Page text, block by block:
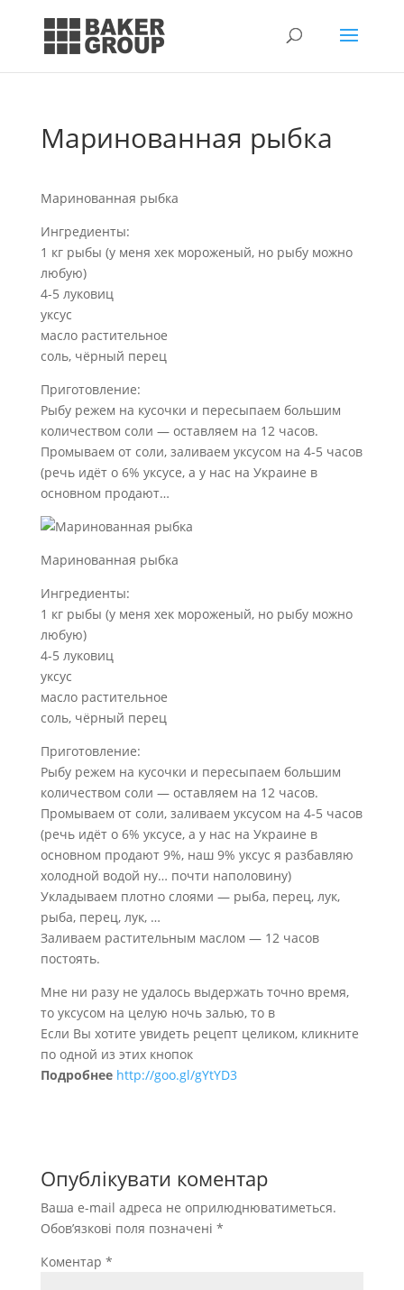
Маринованная рыбка
Маринованная рыбка
Ингредиенты:
1 кг рыбы (у меня хек мороженый, но рыбу можно
любую)
4-5 луковиц
уксус
масло растительное
соль, чёрный перец
Приготовление:
Рыбу режем на кусочки и пересыпаем большим
количеством соли — оставляем на 12 часов.
Промываем от соли, заливаем уксусом на 4-5 часов
(речь идёт о 6% уксусе, а у нас на Украине в
основном продают…
Маринованная рыбка
Ингредиенты:
1 кг рыбы (у меня хек мороженый, но рыбу можно
любую)
4-5 луковиц
уксус
масло растительное
соль, чёрный перец
Приготовление:
Рыбу режем на кусочки и пересыпаем большим
количеством соли — оставляем на 12 часов.
Промываем от соли, заливаем уксусом на 4-5 часов
(речь идёт о 6% уксусе, а у нас на Украине в
основном продают 9%, наш 9% уксус я разбавляю
холодной водой ну… почти наполовину)
Укладываем плотно слоями — рыба, перец, лук,
рыба, перец, лук, …
Заливаем растительным маслом — 12 часов
постоять.
Мне ни разу не удалось выдержать точно время,
то уксусом на целую ночь залью, то в
Если Вы хотите увидеть рецепт целиком, кликните
по одной из этих кнопок
Подробнее http://goo.gl/gYtYD3
Опублікувати коментар
Ваша e-mail адреса не оприлюднюватиметься.
Обов’язкові поля позначені *
Коментар *